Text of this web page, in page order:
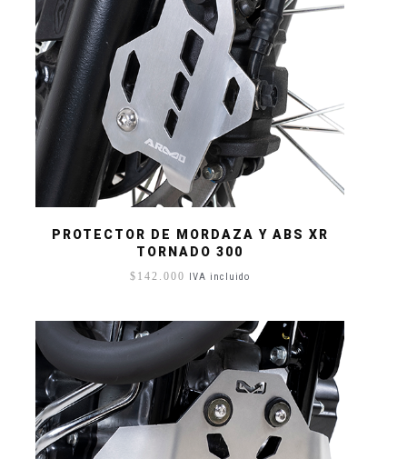
PROTECTOR DE MORDAZA Y ABS XR
TORNADO 300
$ 142.000 IVA incluido